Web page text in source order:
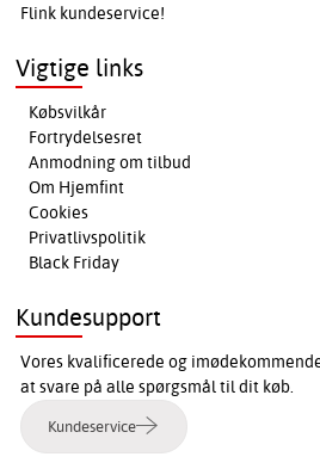
Flink kundeservice!
Vigtige links
Købsvilkår
Fortrydelsesret
Anmodning om tilbud
Om Hjemfint
Cookies
Privatlivspolitik
Black Friday
Kundesupport
Vores kvalificerede og
at svare på alle spørgsmål til dit køb.
Kundeservice